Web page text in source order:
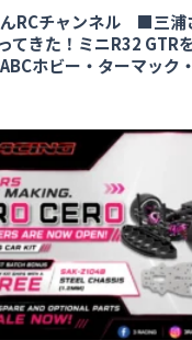
RCチャンネル ■三浦
てきた！ミニR32 GTR
ホビー・ターマック